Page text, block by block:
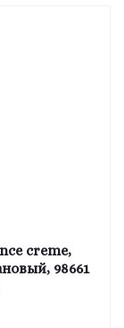
creme,
98661